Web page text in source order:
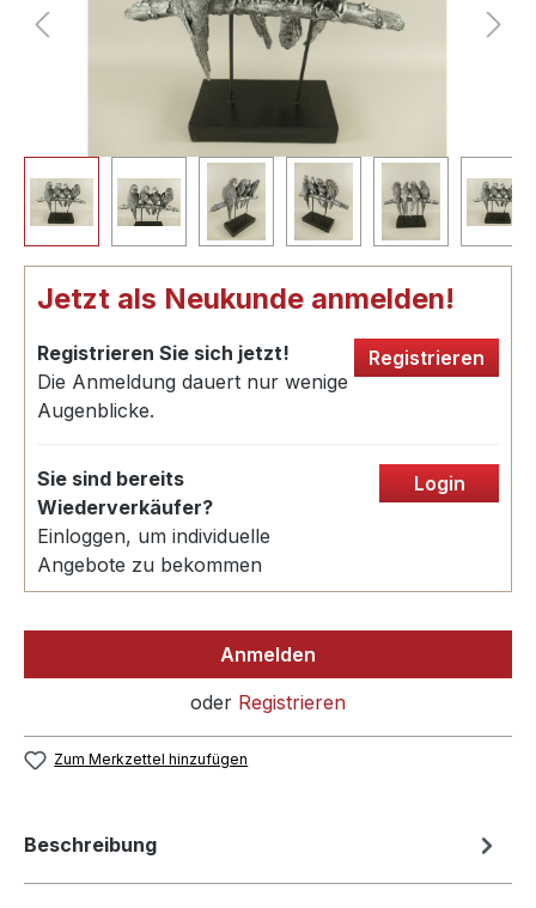
Jetzt als Neukunde anmelden!
Registrieren Sie sich jetzt!
Die Anmeldung dauert nur wenige
Augenblicke.
Registrieren
Sie sind bereits
Wiederverkäufer?
Einloggen, um individuelle
Angebote zu bekommen
Login
Anmelden
oder Registrieren
Zum Merkzettel hinzufügen
Beschreibung